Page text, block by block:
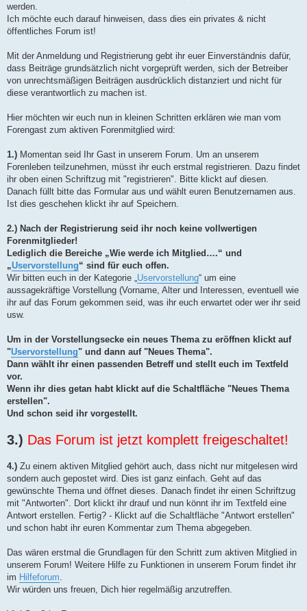
werden.
Ich möchte euch darauf hinweisen, dass dies ein privates & nicht
öffentliches Forum ist!
Mit der Anmeldung und Registrierung gebt ihr euer Einverständnis dafür,
dass Beiträge grundsätzlich nicht vorgeprüft werden, sich der Betreiber
von unrechtsmäßigen Beiträgen ausdrücklich distanziert und nicht für
diese verantwortlich zu machen ist.
Hier möchten wir euch nun in kleinen Schritten erklären wie man vom
Forengast zum aktiven Forenmitglied wird:
1.) Momentan seid Ihr Gast in unserem Forum. Um an unserem
Forenleben teilzunehmen, müsst ihr euch erstmal registrieren. Dazu findet
ihr oben einen Schriftzug mit "registrieren". Bitte klickt auf diesen.
Danach füllt bitte das Formular aus und wählt euren Benutzernamen aus.
Ist dies geschehen klickt ihr auf Speichern.
2.) Nach der Registrierung seid ihr noch keine vollwertigen
Forenmitglieder!
Lediglich die Bereiche „Wie werde ich Mitglied….“ und
„Uservorstellung“ sind für euch offen.
Wir bitten euch in der Kategorie „ Uservorstellung“ um eine
aussagekräftige Vorstellung (Vorname, Alter und Interessen, eventuell wie
ihr auf das Forum gekommen seid, was ihr euch erwartet oder wer ihr seid
usw.
Um in der Vorstellungsecke ein neues Thema zu eröffnen klickt auf
"Uservorstellung" und dann auf "Neues Thema".
Dann wählt ihr einen passenden Betreff und stellt euch im Textfeld
vor.
Wenn ihr dies getan habt klickt auf die Schaltfläche "Neues Thema
erstellen".
Und schon seid ihr vorgestellt.
3.) Das Forum ist jetzt komplett freigeschaltet!
4.) Zu einem aktiven Mitglied gehört auch, dass nicht nur mitgelesen wird
sondern auch gepostet wird. Dies ist ganz einfach. Geht auf das
gewünschte Thema und öffnet dieses. Danach findet ihr einen Schriftzug
mit "Antworten". Dort klickt ihr drauf und nun könnt ihr im Textfeld eine
Antwort erstellen. Fertig? - Klickt auf die Schaltfläche "Antwort erstellen"
und schon habt ihr euren Kommentar zum Thema abgegeben.
Das wären erstmal die Grundlagen für den Schritt zum aktiven Mitglied in
unserem Forum! Weitere Hilfe zu Funktionen in unserem Forum findet ihr
im Hilfeforum
Wir würden uns freuen, Dich hier regelmäßig anzutreffen.